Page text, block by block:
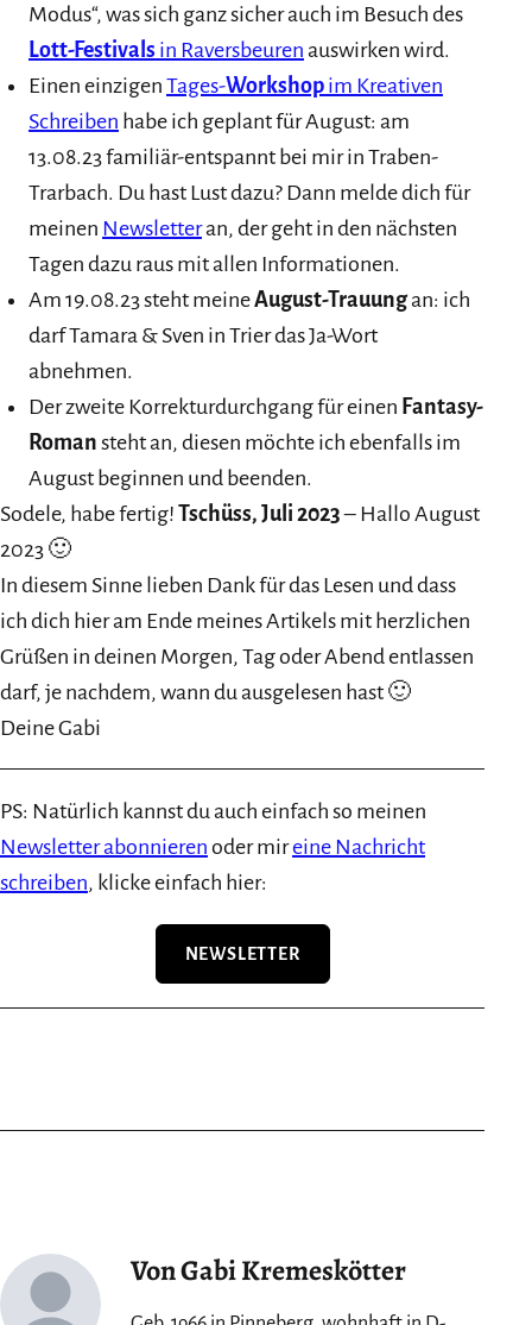
Modus“, was sich ganz sicher auch im Besuch des
Lott-Festivals in Raversbeuren auswirken wird.
Einen einzigen Tages-Workshop im Kreativen
Schreiben habe ich geplant für August: am
13.08.23 familiär-entspannt bei mir in Traben-
Trarbach. Du hast Lust dazu? Dann melde dich für
meinen Newsletteran, der geht in den nächsten
Tagen dazu raus mit allen Informationen.
Am 19.08.23 steht meineAugust-Trauungan: ich
darf Tamara & Sven in Trier das Ja-Wort
abnehmen.
Der zweite Korrekturdurchgang für einen Fantasy-
Roman steht an, diesen möchte ich ebenfalls im
August beginnen und beenden.
Sodele, habe fertig! Tschüss, Juli 2023– Hallo August
2023 🙂
In diesem Sinne lieben Dank für das Lesen und dass
ich dich hier am Ende meines Artikels mit herzlichen
Grüßen in deinen Morgen, Tag oder Abend entlassen
darf, je nachdem, wann du ausgelesen hast 🙂
Deine Gabi
PS: Natürlich kannst du auch einfach so meinen
Newsletter abonnieren oder mireine Nachricht
schreiben, klicke einfach hier:
NEWSLETTER
Von Gabi Kremeskötter